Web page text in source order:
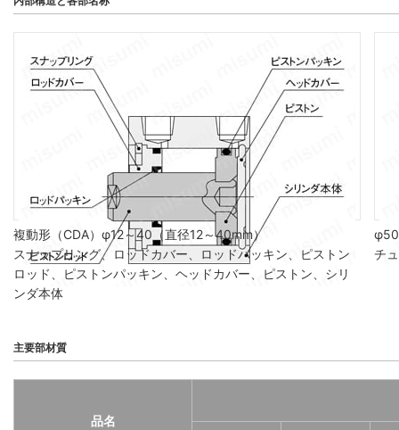
複動形（CDA）φ12～40（直径12～40mm）
スナップリング、ロッドカバー、ロッドパッキン、ピストン
ロッド、ピストンパッキン、ヘッドカバー、ピストン、シリ
ンダ本体
φ50
チ
主要部材質
品名